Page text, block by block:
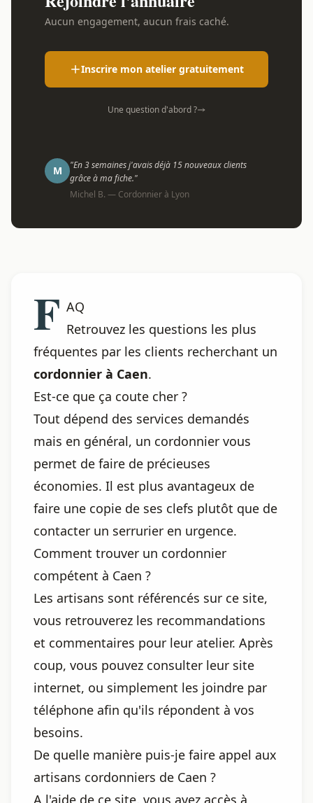
Aucun engagement, aucun frais caché.
Inscrire mon atelier gratuitement
Une question d'abord ?
M
"En 3 semaines j'avais déjà 15 nouveaux clients
grâce à ma fiche."
Michel B. — Cordonnier à Lyon
F AQ
Retrouvez les questions les plus
fréquentes par les clients recherchant un
cordonnier à Caen.
Est-ce que ça coute cher ?
Tout dépend des services demandés
mais en général, un cordonnier vous
permet de faire de précieuses
économies. Il est plus avantageux de
faire une copie de ses clefs plutôt que de
contacter un serrurier en urgence.
Comment trouver un cordonnier
compétent à Caen ?
Les artisans sont référencés sur ce site,
vous retrouverez les recommandations
et commentaires pour leur atelier. Après
coup, vous pouvez consulter leur site
internet, ou simplement les joindre par
téléphone afin qu'ils répondent à vos
besoins.
De quelle manière puis-je faire appel aux
artisans cordonniers de Caen ?
A l'aide de ce site, vous avez accès à